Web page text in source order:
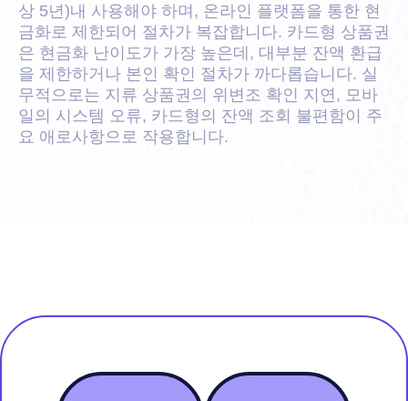
상 5년)내 사용해야 하며, 온라인 플랫폼을 통한 현
금화로 제한되어 절차가 복잡합니다. 카드형 상품권
은 현금화 난이도가 가장 높은데, 대부분 잔액 환급
을 제한하거나 본인 확인 절차가 까다롭습니다. 실
무적으로는 지류 상품권의 위변조 확인 지연, 모바
일의 시스템 오류, 카드형의 잔액 조회 불편함이 주
요 애로사항으로 작용합니다.